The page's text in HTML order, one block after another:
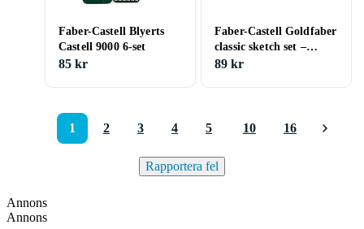
Faber-Castell Blyerts
Castell 9000 6-set
85 kr
Faber-Castell Goldfaber
classic sketch set –
klassiskt skiss-set
89 kr
1 2 3 4 5 10 16
Rapportera fel
Annons
Annons